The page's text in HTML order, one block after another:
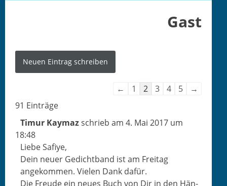
Gast
Nav­
tion
buch­
liste
← 1 2 3 4 5
→
91 Ein­träge
Timur Kay­mazschrieb am 4. Mai 2017 um
18:48
Liebe Safiye,
Dein neuer Gedicht­band ist am Fre­itag
angekom­men. Vie­len Dank dafür.
Die Freude ein neues Buch von Dir in den Hän­